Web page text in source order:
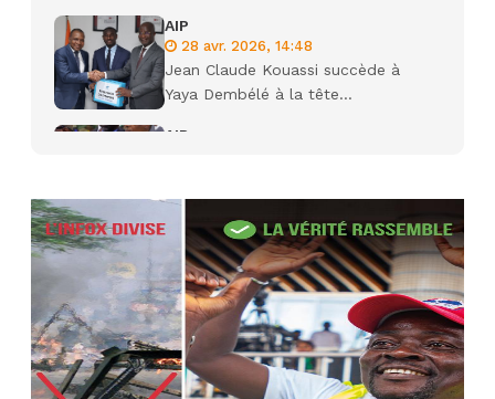
AIP
28 avr. 2026, 14:48
Jean Claude Kouassi succède à
Yaya Dembélé à la tête...
AIP
Camara tué lors d’attaques...
22 avr. 2026, 16:41
Des bureaux ravagés dans un
incendie survenu à la mairie...
AIP
10 avr. 2026, 09:48